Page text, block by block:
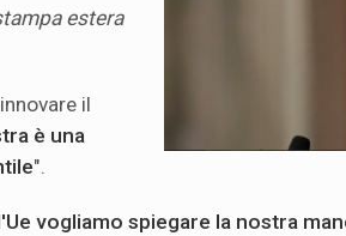
estera
il
è una
".
vogliamo spiegare la nostra